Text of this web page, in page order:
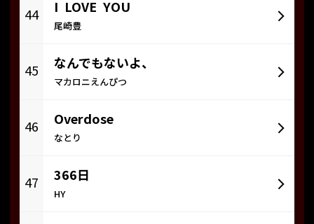
44
I LOVE YOU
尾崎豊
45
なんでもないよ、
マカロニえんぴつ
46
Overdose
なとり
47
366日
HY